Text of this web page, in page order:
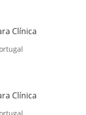
Clínica
Clínica